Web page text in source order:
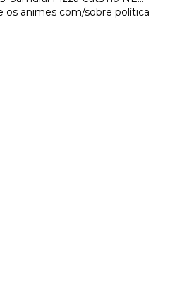
os animes com/sobre política